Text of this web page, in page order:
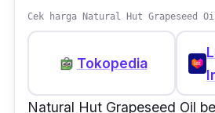
Cek harga Natural Hut Grapeseed
Tokopedia
Natural Hut Grapeseed Oil